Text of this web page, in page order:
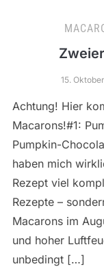
15.
Achtung! Hier
Macarons!#1:
Pumpkin-
haben mich
Rezept viel
Rezepte –
Macarons im
und hoher
unbedingt […]